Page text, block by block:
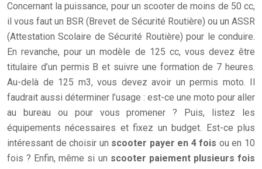
Concernant la puissance, pour un scooter de moins de 50 cc,
il vous faut un BSR (Brevet de Sécurité Routière) ou un ASSR
(Attestation Scolaire de Sécurité Routière) pour le conduire.
En revanche, pour un modèle de 125 cc, vous devez être
titulaire d’un permis B et suivre une formation de 7 heures.
Au-delà de 125 m3, vous devez avoir un permis moto. Il
faudrait aussi déterminer l’usage : est-ce une moto pour aller
au bureau ou pour vous promener ? Puis, listez les
équipements nécessaires et fixez un budget. Est-ce plus
intéressant de choisir un scooter payer en 4 fois ou en 10
fois ? Enfin, même si un scooter paiement plusieurs fois